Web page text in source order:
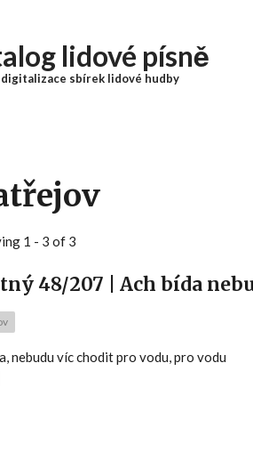
lidové písně
sbírek lidové hudby
1 - 3 of 3
48/207 | Ach bída
nebudu víc chodit pro vodu, pro vodu